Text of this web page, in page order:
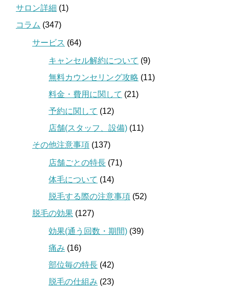
サロン詳細 (1)
コラム (347)
サービス (64)
キャンセル解約について (9)
無料カウンセリング攻略 (11)
料金・費用に関して (21)
予約に関して (12)
店舗(スタッフ、設備) (11)
その他注意事項 (137)
店舗ごとの特長 (71)
体毛について (14)
脱毛する際の注意事項 (52)
脱毛の効果 (127)
効果(通う回数・期間) (39)
痛み (16)
部位毎の特長 (42)
脱毛の仕組み (23)